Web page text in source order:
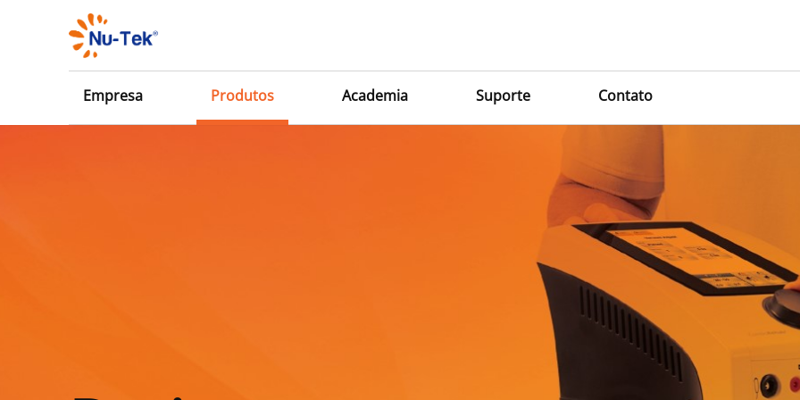
Empresa Produtos Academia Suporte Contato